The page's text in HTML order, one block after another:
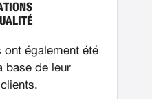
ont également été
base de leur